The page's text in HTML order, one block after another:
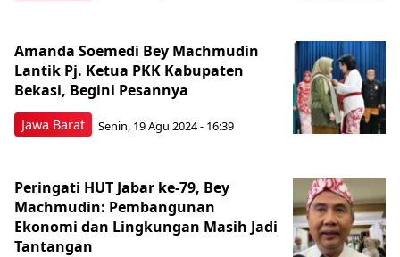
Jawa Barat
Amanda Soemedi Bey Machmudin
Lantik Pj. Ketua PKK Kabupaten
Bekasi, Begini Pesannya
Senin, 19 Agu 2024 - 16:39
Peringati HUT Jabar ke-79, Bey
Machmudin: Pembangunan
Ekonomi dan Lingkungan Masih Jadi
Tantangan